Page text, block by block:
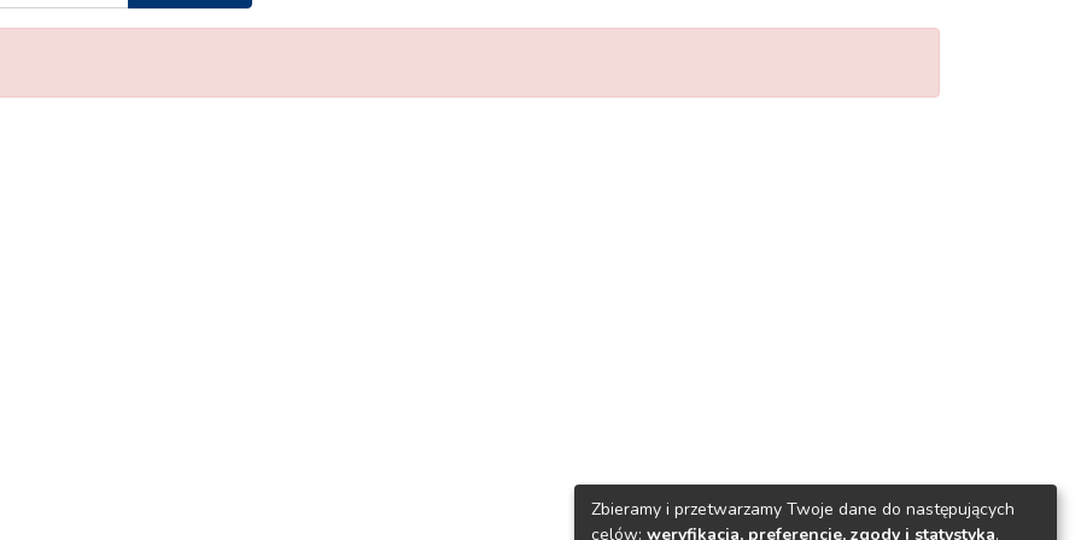
Zbieramy i przetwarzamy Twoje dane do następujących
celów: weryfikacja, preferencje, zgody i statystyka.